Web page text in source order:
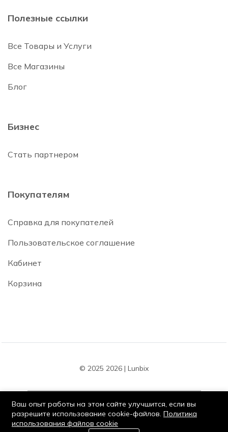
Полезные ссылки
Все Товары и Услуги
Все Магазины
Блог
Бизнес
Стать партнером
Покупателям
Справка для покупателей
Пользовательское соглашение
Кабинет
Корзина
© 2025 2026 | Lunbix
Оставайся на связи:
0
Ваш опыт работы на этом сайте улучшится, если вы
разрешите использование cookie-файлов. Политика
использования файлов cookie